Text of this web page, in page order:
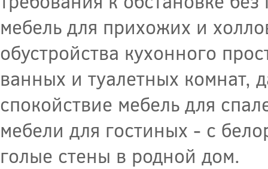
мебель для прихожих и
обустройства кухонного
ванных и туалетных
спокойствие мебель для
мебели для гостиных - с
голые стены в родной дом.